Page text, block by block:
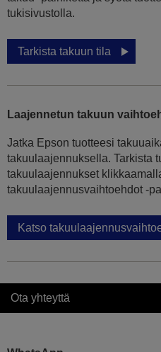
tukisivustolla.
Tarkista takuun tila
Laajennetun takuun
Jatka Epson tuotteesi
takuulaajennuksella. Tarkista
takuulaajennukset
takuulaajennusvaihtoehdot -
Katso
Ota yhteyttä